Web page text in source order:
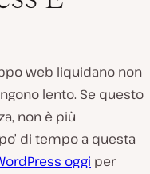
web liquidano non
lento. Se questo
non è più
di tempo a questa
oggi per